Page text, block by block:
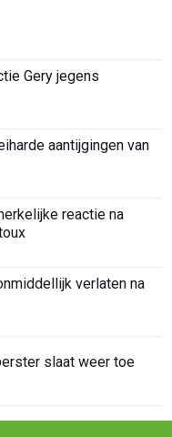
Gery jegens
aantijgingen van
reactie na
verlaten na
slaat weer toe